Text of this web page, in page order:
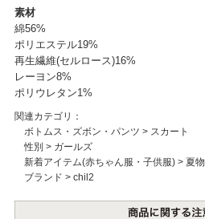
素材
綿56%
ポリエステル19%
再生繊維(セルロース)16%
レーヨン8%
ポリウレタン1%
関連カテゴリ：
ボトムス・ズボン・パンツ > スカート
性別 > ガールズ
新着アイテム(赤ちゃん服・子供服)> 夏物
ブランド > chil2